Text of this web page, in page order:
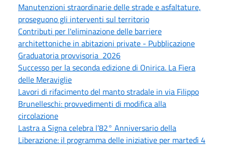
Manutenzioni straordinarie delle strade e asfaltature,
proseguono gli interventi sul territorio
Contributi per l'eliminazione delle barriere
architettoniche in abitazioni private - Pubblicazione
Graduatoria provvisoria 2026
Successo per la seconda edizione di Onirica. La Fiera
delle Meraviglie
Lavori di rifacimento del manto stradale in via Filippo
Brunelleschi: provvedimenti di modifica alla
circolazione
Lastra a Signa celebra l’82° Anniversario della
Liberazione: il programma delle iniziative per martedì 4